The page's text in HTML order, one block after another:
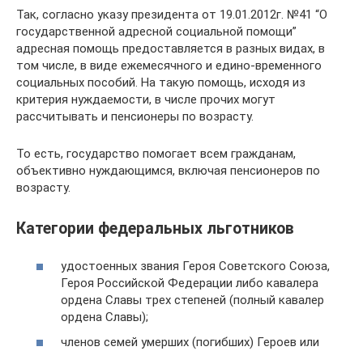
Так, согласно указу президента от 19.01.2012г. №41 “О
государственной адресной социальной помощи”
адресная помощь предоставляется в разных видах, в
том числе, в виде ежемесячного и едино-временного
социальных пособий. На такую помощь, исходя из
критерия нуждаемости, в числе прочих могут
рассчитывать и пенсионеры по возрасту.
То есть, государство помогает всем гражданам,
объективно нуждающимся, включая пенсионеров по
возрасту.
Категории федеральных льготников
удостоенных звания Героя Советского Союза,
Героя Российской Федерации либо кавалера
ордена Славы трех степеней (полный кавалер
ордена Славы);
членов семей умерших (погибших) Героев или